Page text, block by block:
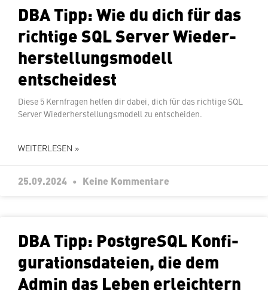
DBA Tipp: Wie du dich für das
richtige SQL Server Wie­der­
her­stel­lungs­mo­dell
entscheidest
Diese 5 Kern­fra­gen helfen dir dabei, dich für das richtige SQL
Server Wie­der­her­stel­lungs­mo­dell zu entscheiden.
WEITERLESEN »
25.09.2024 Keine Kommentare
DBA Tipp: Post­greS­QL Kon­fi­
gu­ra­ti­ons­da­tei­en, die dem
Admin das Leben erleichtern